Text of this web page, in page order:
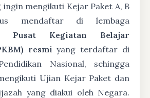
ingin mengikuti Kejar Paket A, B
mendaftar di lembaga
Pusat Kegiatan Belajar
resmi yang terdaftar di
Nasional, sehingga
Ujian Kejar Paket dan
yang diakui oleh Negara.